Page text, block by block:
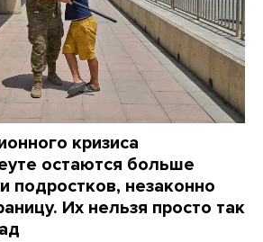
кризиса
остаются больше
подростков, незаконно
Их нельзя просто так